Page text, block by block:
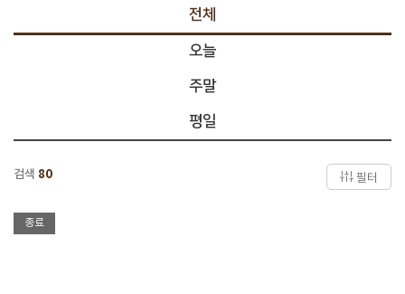
전체
오늘
주말
평일
검색 80 필터
종료